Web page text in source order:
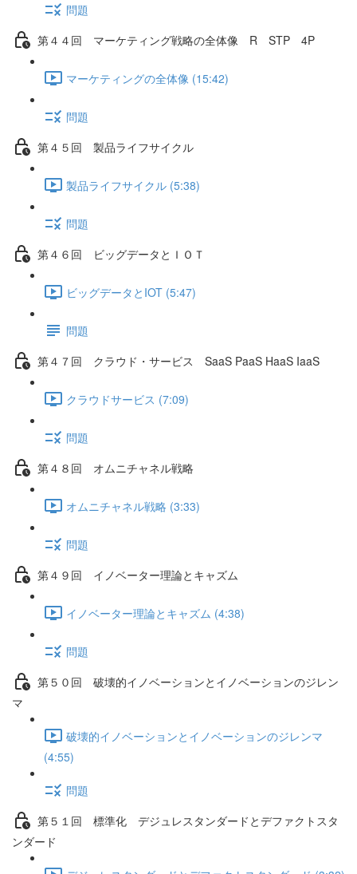
問題
第４４回 マーケティング戦略の全体像 R STP 4P
マーケティングの全体像 (15:42)
問題
第４５回 製品ライフサイクル
製品ライフサイクル (5:38)
問題
第４６回 ビッグデータとＩＯＴ
ビッグデータとIOT (5:47)
問題
第４７回 クラウド・サービス SaaS PaaS HaaS IaaS
クラウドサービス (7:09)
問題
第４８回 オムニチャネル戦略
オムニチャネル戦略 (3:33)
問題
第４９回 イノベーター理論とキャズム
イノベーター理論とキャズム (4:38)
問題
第５０回 破壊的イノベーションとイノベーションのジレン
マ
破壊的イノベーションとイノベーションのジレンマ
(4:55)
問題
第５１回 標準化 デジュレスタンダードとデファクトスタ
ンダード